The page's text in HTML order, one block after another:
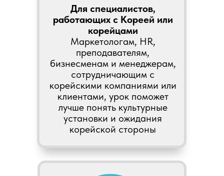
Для специалистов,
работающих с Кореей или
корейцами
Маркетологам, HR,
преподавателям,
бизнесменам и менеджерам,
сотрудничающим с
корейскими компаниями или
клиентами, урок поможет
лучше понять культурные
установки и ожидания
корейской стороны